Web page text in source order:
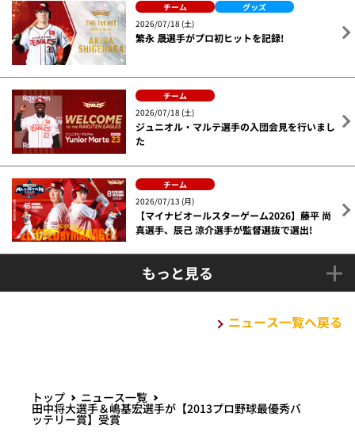
チーム
グッズ
2026/07/18 (土)
繁永 晟選手がプロ初ヒットを記録!
チーム
2026/07/18 (土)
ジュニオル・マルテ選手の入団会見を行いまし
た
チーム
2026/07/13 (月)
【マイナビオールスターゲーム2026】藤平 尚
真選手、辰己 涼介選手が監督選抜で選出!
もっと見る
ニュース一覧へ戻る
トップ ニュース一覧
田中将大選手＆嶋基宏選手が【2013プロ野球最優秀バ
ッテリー賞】受賞